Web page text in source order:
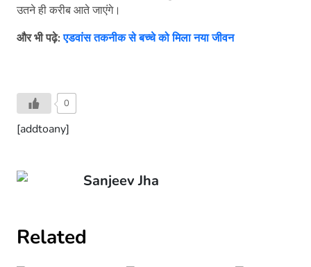
उतने ही करीब आते जाएंगे।
और भी पढ़े:एडवांस तकनीक से बच्‍चे को मिला नया जीवन
0
[addtoany]
Sanjeev Jha
Related